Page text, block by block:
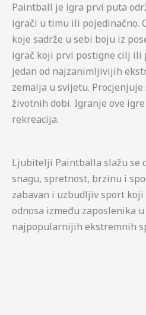
Paintball je igra prvi puta
igrači u timu ili pojedinačno.
koje sadrže u sebi boju iz
igrač koji prvi postigne cilj ili
jedan od najzanimljivijih
zemalja u svijetu.
životnih dobi. Igranje ove
rekreacija.
Ljubitelji Paintballa slažu se
snagu, spretnost, brzinu i
zabavan i uzbudljiv sport
odnosa između zaposlenika
najpopularnijih ekstremnih